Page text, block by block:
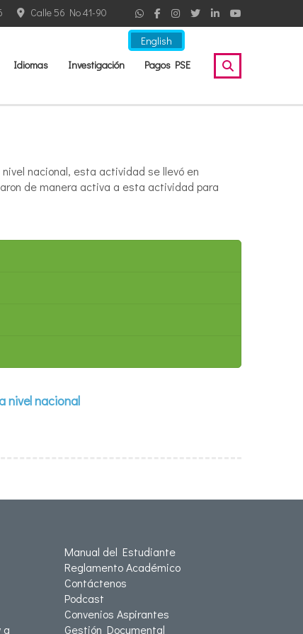
English
Calle 56 No 41-90
Idiomas Investigación Pagos PSE
nacional, esta actividad se llevó en
de manera activa a esta actividad para
nivel nacional
a
Manual del Estudiante
Reglamento Académico
Contáctenos
Podcast
Convenios Aspirantes
Gestión Documental